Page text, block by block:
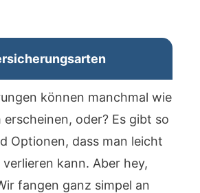
können manchmal wie
erscheinen, oder? Es gibt so
Optionen, dass man leicht
kann. Aber hey,
fangen ganz simpel an